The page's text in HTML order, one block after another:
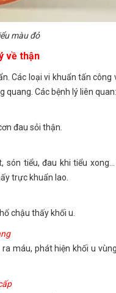
màu đỏ
về thận
Các loại vi khuẩn tấn
Các bệnh lý liên quan:
đau sỏi thận.
tiểu, đau khi tiểu
trực khuẩn lao.
chậu thấy khối u.
máu, phát hiện khối u